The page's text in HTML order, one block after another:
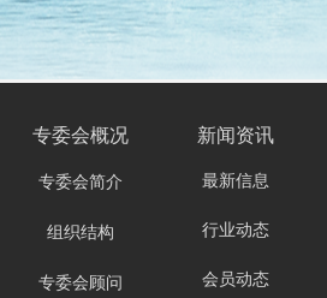
专委会简介
组织结构
专委会顾问
专委会概况 新闻资讯
最新信息
行业动态
会员动态